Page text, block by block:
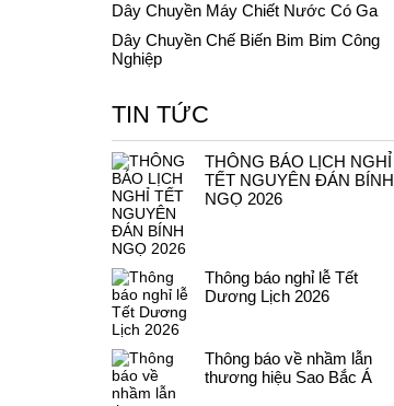
Dây Chuyền Máy Chiết Nước Có Ga
Dây Chuyền Chế Biến Bim Bim Công
Nghiệp
TIN TỨC
THÔNG BÁO LỊCH NGHỈ
TẾT NGUYÊN ĐÁN BÍNH
NGỌ 2026
Thông báo nghỉ lễ Tết
Dương Lịch 2026
Thông báo về nhầm lẫn
thương hiệu Sao Bắc Á